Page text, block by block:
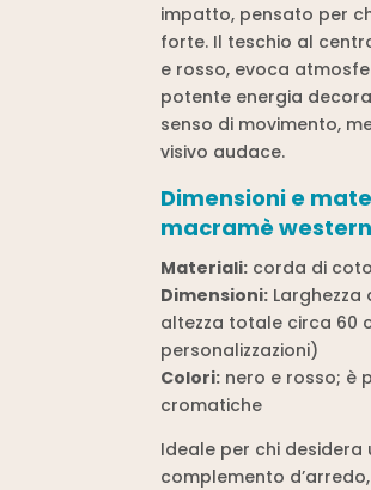
impatto, pensato per
forte. Il teschio al
e rosso, evoca
potente energia
senso di movimento,
visivo audace.
Dimensioni e
macramè western
Materiali: corda di
Dimensioni:
altezza totale circa 60
personalizzazioni)
Colori: nero e rosso; è
cromatiche
Ideale per chi desidera
complemento